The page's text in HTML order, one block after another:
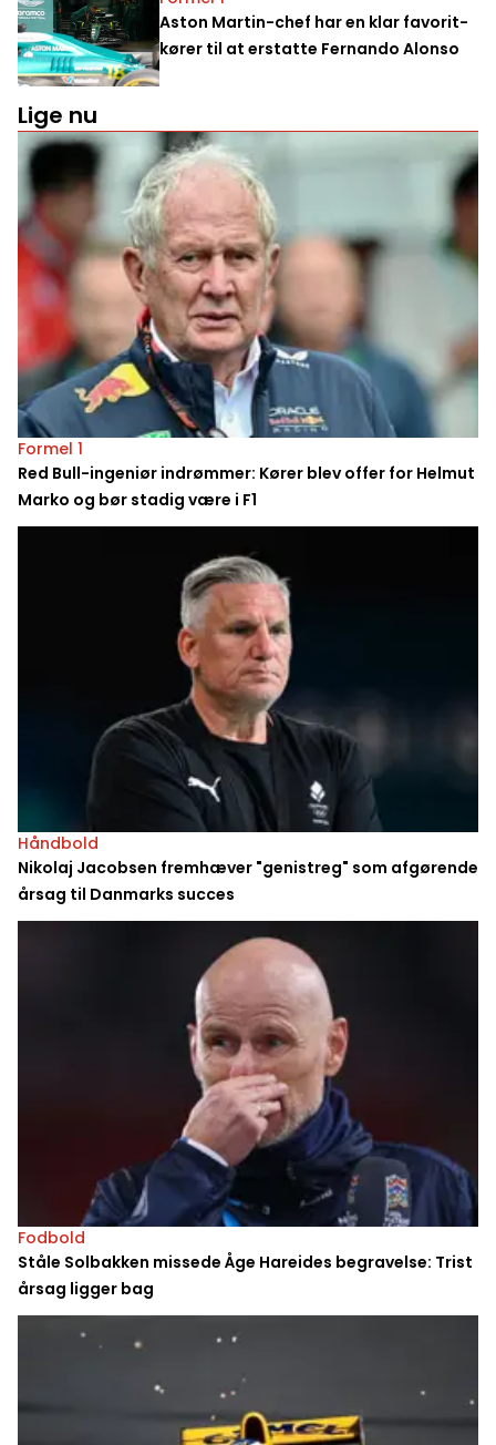
Aston Martin-chef har en klar favorit-
kører til at erstatte Fernando Alonso
Lige nu
Formel 1
Red Bull-ingeniør indrømmer: Kører blev offer for Helmut
Marko og bør stadig være i F1
Håndbold
Nikolaj Jacobsen fremhæver "genistreg" som afgørende
årsag til Danmarks succes
Fodbold
Ståle Solbakken missede Åge Hareides begravelse: Trist
årsag ligger bag